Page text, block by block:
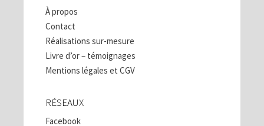
À propos
Contact
Réalisations sur-mesure
Livre d’or – témoignages
Mentions légales et CGV
RÉSEAUX
Facebook